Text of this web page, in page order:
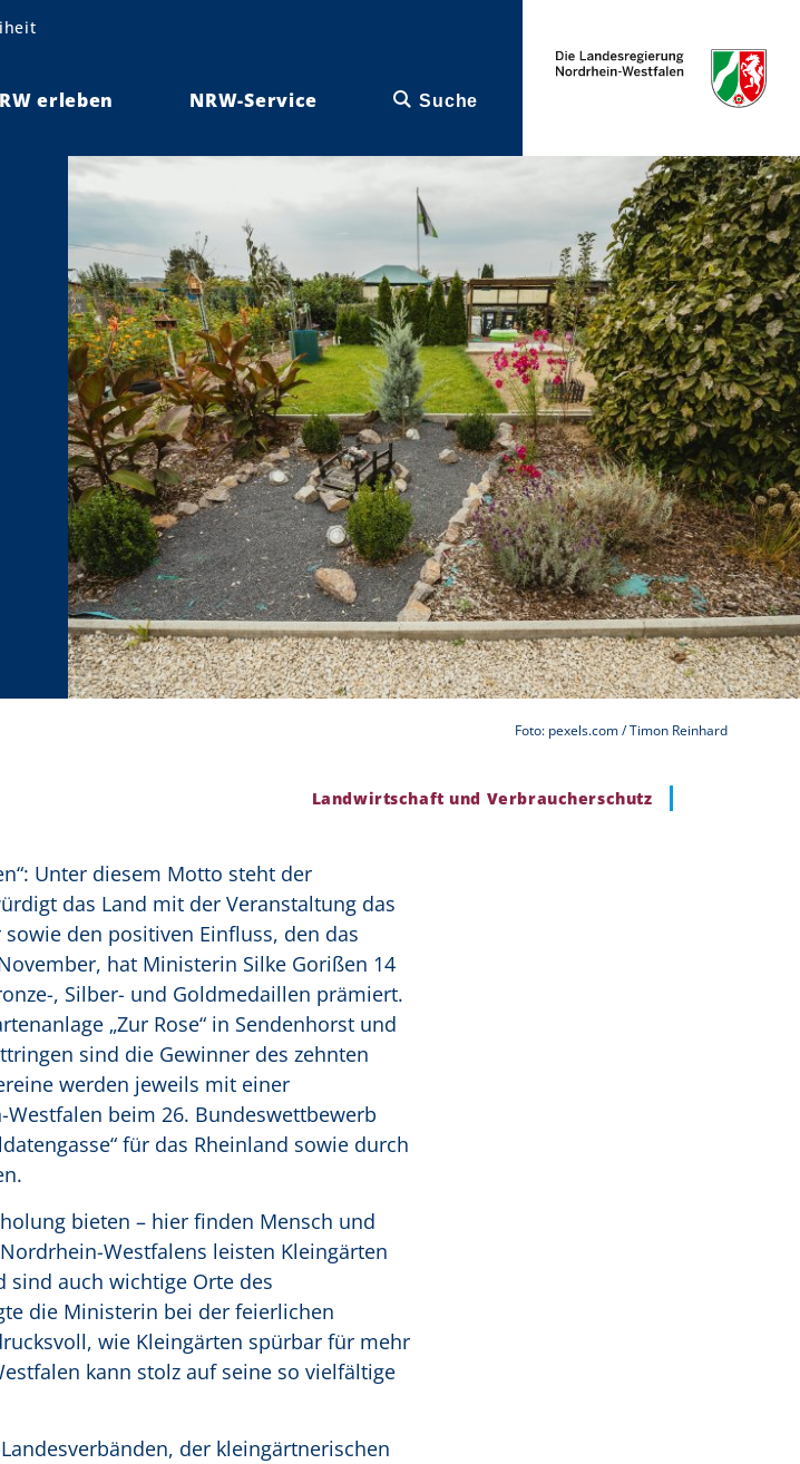
erleben NRW-Service Suche
Foto: pexels.com / Timon Reinhard
Landwirtschaft und Verbraucherschutz
Unter diesem Motto steht der
das Land mit der Veranstaltung das
den positiven Einfluss, den das
hat Ministerin Silke Gorißen 14
, Silber- und Goldmedaillen prämiert.
„Zur Rose“ in Sendenhorst und
sind die Gewinner des zehnten
werden jeweils mit einer
beim 26. Bundeswettbewerb
für das Rheinland sowie durch
bieten – hier finden Mensch und
Westfalens leisten Kleingärten
sind auch wichtige Orte des
die Ministerin bei der feierlichen
wie Kleingärten spürbar für mehr
kann stolz auf seine so vielfältige
der kleingärtnerischen